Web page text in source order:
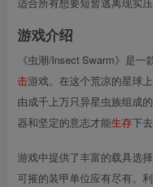
游戏介绍
《虫潮/Insect Swarm》是一
击游戏。在这个荒凉的星球
由成千上万只异星虫族组成
器和坚定的意志才能生存下去
游戏中提供了丰富的载具选
可摧的装甲单位应有尽有。